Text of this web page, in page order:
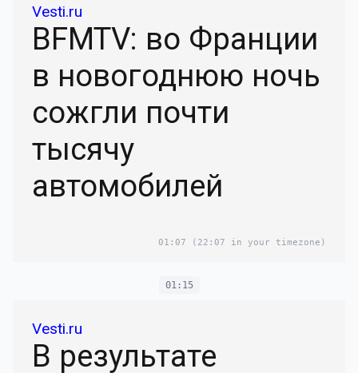
Vesti.ru
BFMTV: во Франции
в новогоднюю ночь
сожгли почти
тысячу
автомобилей
01:07 (22:07 in your timezone)
01:15
Vesti.ru
В результате